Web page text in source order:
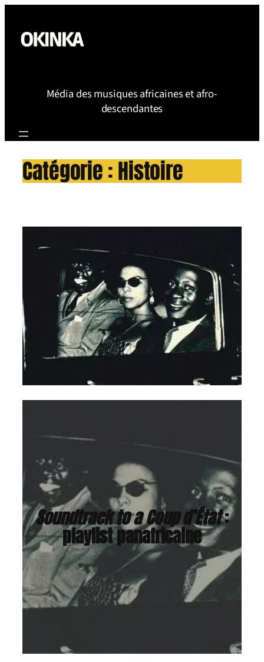
contenu
Média des musiques africaines et afro-
descendantes
Catégorie :Histoire
Soundtrack to a Coup d’État:
playlist panafricaine